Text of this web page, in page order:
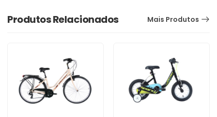
Produtos Relacionados Mais Produtos